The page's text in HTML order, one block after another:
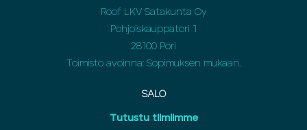
Roof LKV Satakunta Oy
Pohjoiskauppatori 1
28100 Pori
Toimisto avoinna: Sopimuksen mukaan.
SALO
Tutustu tiimiimme